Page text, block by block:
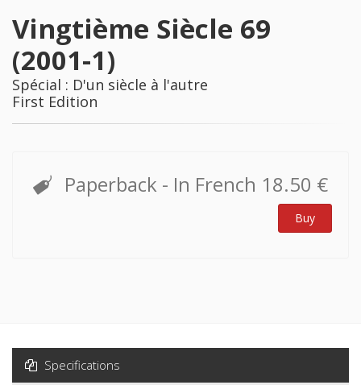
Vingtième Siècle 69
(2001-1)
Spécial : D'un siècle à l'autre
First Edition
Paperback - In French 18.50 €
Buy
Specifications